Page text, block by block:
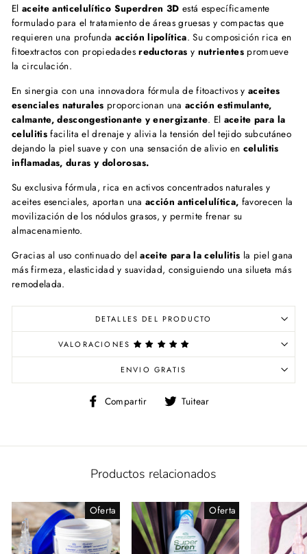
Elaceite anticelulítico Superdren 3D está específicamente
formulado para el tratamiento de áreas gruesas y compactas que
requieren una profunda acción lipolítica. Su composición rica en
fitoextractos con propiedadesreductoras y nutrientes promueve
la circulación.
En sinergia con una innovadora fórmula de fitoactivos yaceites
esenciales naturales proporcionan una acción estimulante,
calmante, descongestionante y energizante. El aceite para la
celulitis facilita el drenaje y alivia la tensión del tejido subcutáneo
dejando la piel suave y con una sensación de alivio en celulitis
inflamadas, duras y dolorosas.
Su exclusiva fórmula, rica en activos concentrados naturales y
aceites esenciales, aportan una acción anticelulítica, favorecen la
movilización de los nódulos grasos, y permite frenar su
almacenamiento.
Gracias al uso continuado delaceite para la celulitis la piel gana
más firmeza, elasticidad y suavidad, consiguiendo una silueta más
remodelada.
DETALLES DEL PRODUCTO
VALORACIONES
ENVIO GRATIS
Compartir
Compartir
Tuitear
Productos relacionados
Oferta Oferta